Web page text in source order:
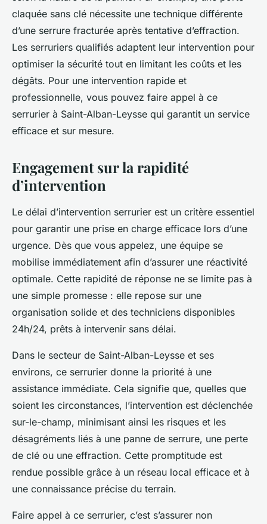
claquée sans clé nécessite une technique différente
d’une serrure fracturée après tentative d’effraction.
Les serruriers qualifiés adaptent leur intervention pour
optimiser la sécurité tout en limitant les coûts et les
dégâts. Pour une intervention rapide et
professionnelle, vous pouvez faire appel à ce
serrurier à Saint-Alban-Leysse qui garantit un service
efficace et sur mesure.
Engagement sur la rapidité
d’intervention
Le délai d’intervention serrurier est un critère essentiel
pour garantir une prise en charge efficace lors d’une
urgence. Dès que vous appelez, une équipe se
mobilise immédiatement afin d’assurer une réactivité
optimale. Cette rapidité de réponse ne se limite pas à
une simple promesse : elle repose sur une
organisation solide et des techniciens disponibles
24h/24, prêts à intervenir sans délai.
Dans le secteur de Saint-Alban-Leysse et ses
environs, ce serrurier donne la priorité à une
assistance immédiate. Cela signifie que, quelles que
soient les circonstances, l’intervention est déclenchée
sur-le-champ, minimisant ainsi les risques et les
désagréments liés à une panne de serrure, une perte
de clé ou une effraction. Cette promptitude est
rendue possible grâce à un réseau local efficace et à
une connaissance précise du terrain.
Faire appel à ce serrurier, c’est s’assurer non